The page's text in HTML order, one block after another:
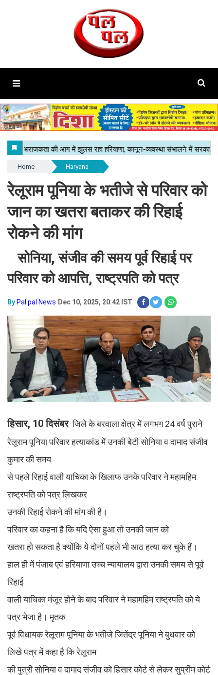
Home Haryana
रेलूराम पूनिया के भतीजे से परिवार को
जान का खतरा बताकर की रिहाई
रोकने की मांग
सोनिया, संजीव की समय पूर्व रिहाई पर
परिवार को आपत्ति, राष्ट्रपति को पत्र
By Pal pal News Dec 10, 2025, 20:42 IST
हिसार, 10 दिसंबरजिले के बरवाला क्षेत्र में लगभग 24 वर्ष पुराने
रेलूराम पूनिया परिवार हत्याकांड में उनकी बेटी सोनिया व दामाद संजीव
कुमार की समय
से पहले रिहाई वाली याचिका के खिलाफ उनके परिवार ने महामहिम
राष्ट्रपति को पत्र लिखकर
उनकी रिहाई रोकने की मांग की है।
परिवार का कहना है कि यदि ऐसा हुआ तो उनकी जान को
खतरा हो सकता है क्योंकि ये दोनों पहले भी आठ हत्या कर चुके हैं।
हाल ही में पंजाब एवं ​हरियाणा उच्च न्यायालय द्वारा उनकी समय से पूर्व
रिहाई
वाली याचिका मंजूर होने के बाद परिवार ने महामहिम राष्ट्रपति को ये
पत्र भेजा है। मृतक
पूर्व विधायक रेलूराम पूनिया के भतीजे जितेंद्र पूनिया ने बुधवार काे
लिखे पत्र में कहा है कि रेलूराम
की पुत्री सोनिया व दामाद संजीव को हिसार कोर्ट से लेकर सुप्रीम कोर्ट